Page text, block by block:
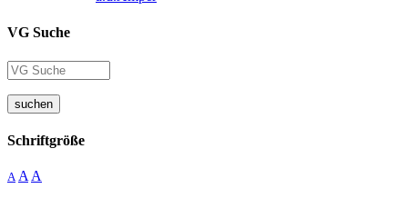
VG Suche
suchen
Schriftgröße
A A A